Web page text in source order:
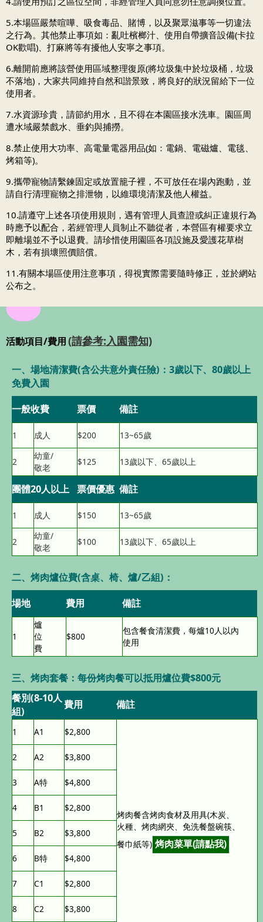
5.本場區嚴禁喧嘩、吸食毒品、賭博，以及聚眾滋事等一切違法
之行為。其他禁止事項如：亂吐檳榔汁、使用自帶擴音設備(卡拉
OK歡唱)、打麻將等有擾他人安寧之事項。
6.離開前應將該營使用區域整理復原(將垃圾集中於垃圾桶，垃圾
不落地)，大家共同維持自然和諧景致，將良好的狀況留給下一位
使用者。
7.水資源珍貴，請節約用水，且不得在本園區接水洗車。園區周
遭水域嚴禁戲水、垂釣與捕撈。
8.禁止使用大功率、高電量電器用品(如：電鍋、電磁爐、電毯、
烤箱等)。
9.攜帶寵物請繫鍊固定或放置籠子裡，不可放任在場內跑動，並
請自行清理寵物之排泄物，以維環境清潔及他人權益。
10.請遵守上述各項使用規則，遇有管理人員查證或糾正違規行為
時應予以配合，若經管理人員制止不聽從者，本營區有權要求立
即離場並不予以退費。請珍惜使用園區各項設施及愛護花草樹
木，若有損壞照價賠償。
11.有關本場區使用注意事項，得視實際需要隨時修正，並於網站
公布之。
活動項目/費用(請參考:入園需知)
一、場地清潔費(含公共意外責任險)：3歲以下、80歲以上
免費入園
一般收費 票價 備註
1 成人 $200 13~65歲
2
幼童/
敬老
$125 13歲以下、65歲以上
團體20人以上 票價優惠 備註
1 成人 $150 13~65歲
2
幼童/
敬老
$100 13歲以下、65歲以上
二、烤肉爐位費(含桌、椅、爐/乙組)：
場地 費用 備註
1
爐
位
費
$800
包含餐食清潔費，每爐10人以內
使用
三、烤肉套餐：每份烤肉餐可以抵用爐位費$800元
餐別(8-10人
組)
費用 備註
1 A1 $2,800
烤肉餐含烤肉食材及用具(木炭、
火種、烤肉網夾、免洗餐盤碗筷、
餐巾紙等)
2 A2 $3,800
3 A特 $4,800
4 B1 $2,800
5 B2 $3,800
6 B特 $4,800
7 C1 $2,800
8 C2 $3,800